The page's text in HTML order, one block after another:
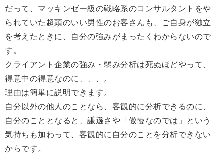
だって、マッキンゼー級の戦略系のコンサルタントをや
られていた超頭のいい男性のお客さんも、ご自身が独立
を考えたときに、自分の強みがまったくわからないので
す。
クライアント企業の強み・弱み分析は死ぬほどやって、
得意中の得意なのに、、、。
理由は簡単に説明できます。
自分以外の他人のことなら、客観的に分析できるのに、
自分のこととなると、謙遜さや「傲慢なのでは」という
気持ちも加わって、客観的に自分のことを分析できない
からです。